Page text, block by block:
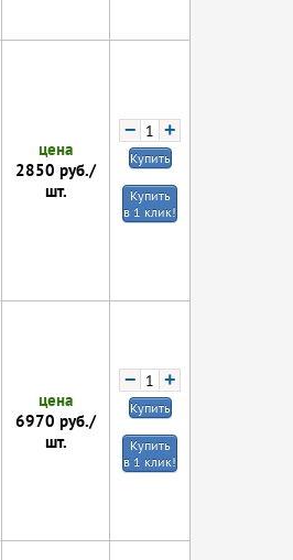
цена
2850 руб./
шт.
− +
Купить
Купить
в 1 клик!
цена
6970 руб./
шт.
− +
Купить
Купить
в 1 клик!